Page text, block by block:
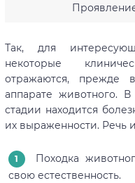
Так, для
некоторые
отражаются, прежде
аппарате животного.
стадии находится
их выраженности. Речь
Походка
свою естественность.